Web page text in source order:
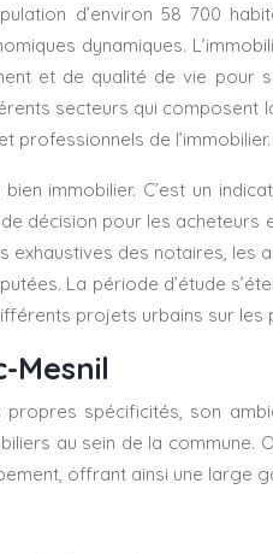
d’environ 58 700
dynamiques.
et de qualité de vie
secteurs qui
professionnels de l’immobilier.
immobilier. C’est un
décision pour les
des notaires,
La période d’étude
projets urbains sur les
Mesnil
spécificités, son
au sein de la commune.
offrant ainsi une large